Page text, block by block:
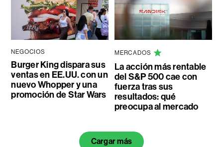
NEGOCIOS
Burger King dispara sus
ventas en EE.UU. con un
nuevo Whopper y una
promoción de Star Wars
MERCADOS
La acción más rentable
del S&P 500 cae con
fuerza tras sus
resultados: qué
preocupa al mercado
Cargar más